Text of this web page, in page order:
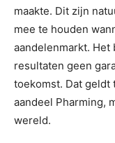
maakte. Dit zijn
mee te houden
aandelenmarkt.
resultaten geen
toekomst. Dat geldt
aandeel Pharming,
wereld.